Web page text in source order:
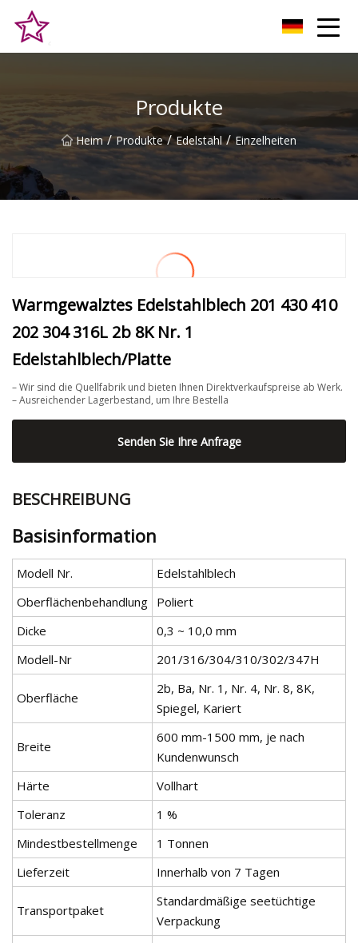
Produkte
Heim / Produkte / Edelstahl / Einzelheiten
Warmgewalztes Edelstahlblech 201 430 410
202 304 316L 2b 8K Nr. 1
Edelstahlblech/Platte
– Wir sind die Quellfabrik und bieten Ihnen Direktverkaufspreise ab Werk.
– Ausreichender Lagerbestand, um Ihre Bestella
Senden Sie Ihre Anfrage
BESCHREIBUNG
Basisinformation
Modell Nr.
Edelstahlblech
Oberflächenbehandlung Poliert
Dicke
0,3 ~ 10,0 mm
Modell-Nr
201/316/304/310/302/347H
Oberfläche
2b, Ba, Nr. 1, Nr. 4, Nr. 8, 8K,
Spiegel, Kariert
Breite
600 mm-1500 mm, je nach
Kundenwunsch
Härte
Vollhart
Toleranz
1 %
Mindestbestellmenge
1 Tonnen
Lieferzeit
Innerhalb von 7 Tagen
Transportpaket
Standardmäßige seetüchtige
Verpackung